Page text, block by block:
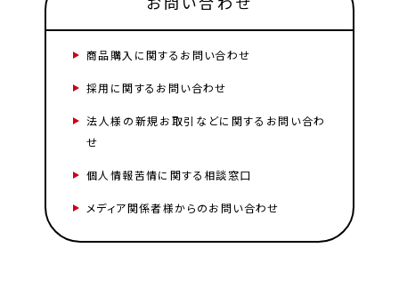
商品購入に関するお問い合わせ
採用に関するお問い合わせ
法人様の新規お取引などに関するお問い合わ
せ
個人情報苦情に関する相談窓口
メディア関係者様からのお問い合わせ